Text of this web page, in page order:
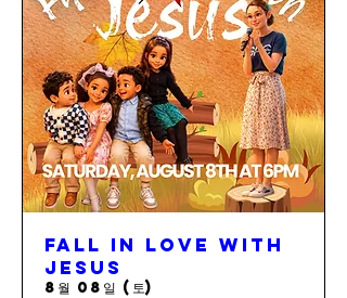
Fall In Love with
Jesus
8월 08일 (토)